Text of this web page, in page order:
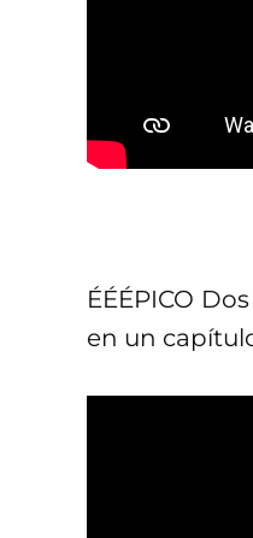
ÉÉÉPICO
en un